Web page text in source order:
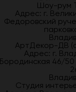
Шоу-рум
Адрес: г.
Федоровский
АртДекор-ДВ
Адрес: г.
46/
Студия